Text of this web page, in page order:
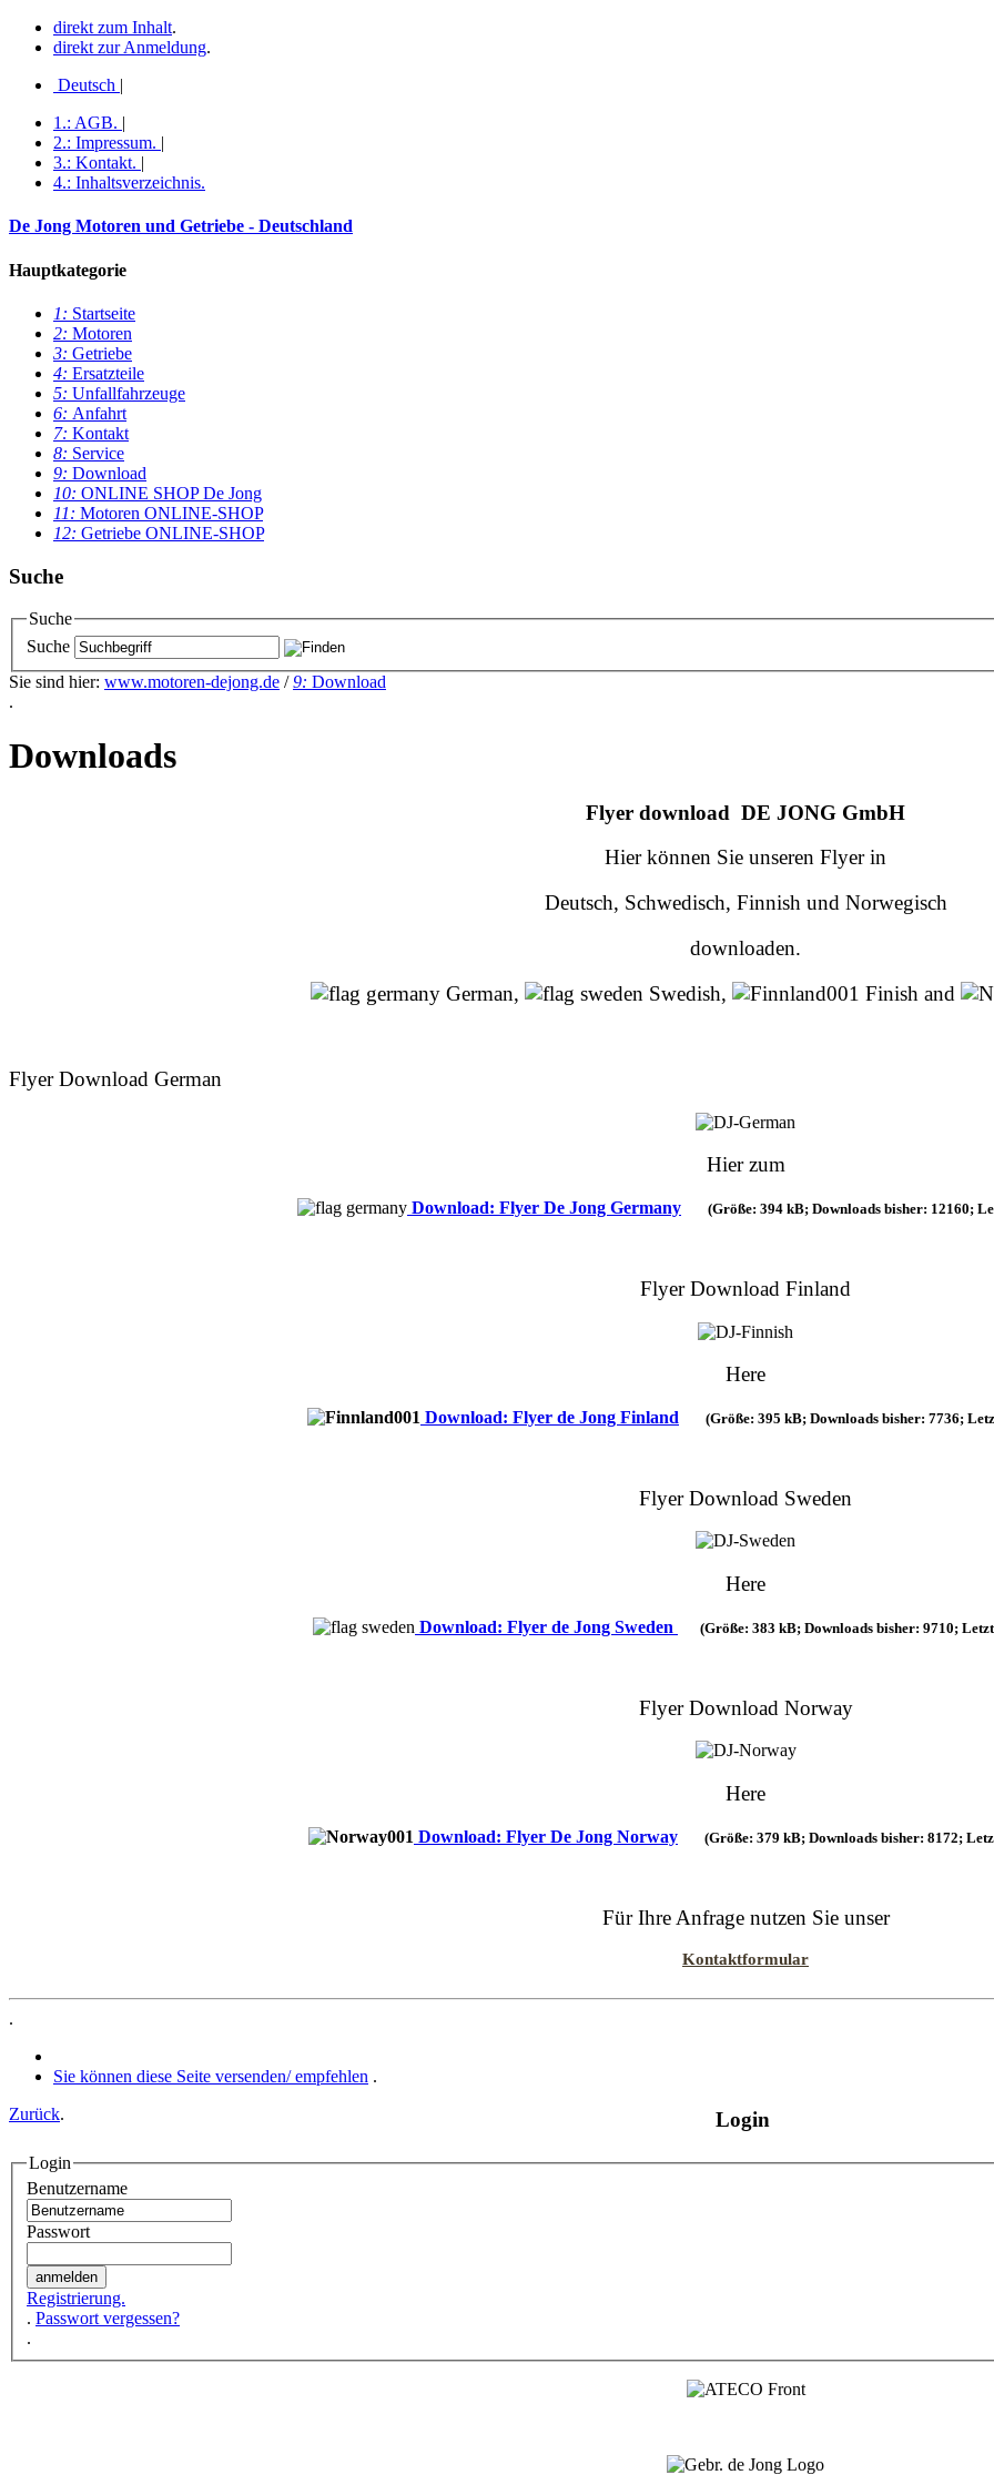
direkt zum Inhalt.
direkt zur Anmeldung.
Deutsch |
1.: AGB. |
2.: Impressum. |
3.: Kontakt. |
4.: Inhaltsverzeichnis.
De Jong Motoren und Getriebe - Deutschland
Hauptkategorie
1: Startseite
2: Motoren
3: Getriebe
4: Ersatzteile
5: Unfallfahrzeuge
6: Anfahrt
7: Kontakt
8: Service
9: Download
10: ONLINE SHOP De Jong
11: Motoren ONLINE-SHOP
12: Getriebe ONLINE-SHOP
Suche
Suche
Suche
Sie sind hier: www.motoren-dejong.de /9: Download
.
Downloads
Flyer download DE JONG GmbH
Hier können Sie unseren Flyer in
Deutsch, Schwedisch, Finnish und Norwegisch
downloaden.
German,
Swedish, Finish and
Flyer Download German
Hier zum
Download: Flyer De Jong Germany (Größe: 394 kB; Downloads bisher: 12160;
Flyer Download Finland
Here
Download: Flyer de Jong Finland (Größe: 395 kB; Downloads bisher: 7736;
Flyer Download Sweden
Here
Download: Flyer de Jong Sweden (Größe: 383 kB; Downloads bisher: 9710;
Flyer Download Norway
Here
Download: Flyer De Jong Norway (Größe: 379 kB; Downloads bisher: 8172;
Für Ihre Anfrage nutzen Sie unser
Kontaktformular
.
Sie können diese Seite versenden/ empfehlen .
Zurück. Login
Login
Benutzername
Passwort
Registrierung.
. Passwort vergessen?
.